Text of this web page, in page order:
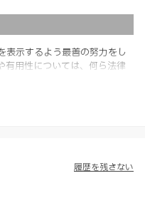
示するよう最善の努力をし
有用性については、何ら法律
利用に限ります。
っては、WEBサイト利用規
ドをご確認いただき、内容の
履歴を残さない